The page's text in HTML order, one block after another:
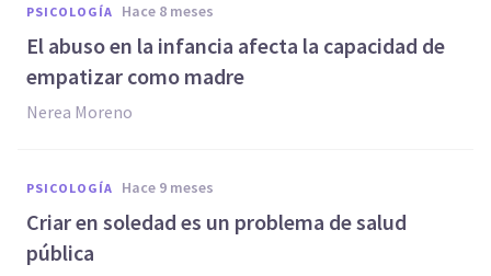
PSICOLOGÍA hace 8 meses
El abuso en la infancia afecta la capacidad de
empatizar como madre
Nerea Moreno
PSICOLOGÍA hace 9 meses
Criar en soledad es un problema de salud
pública